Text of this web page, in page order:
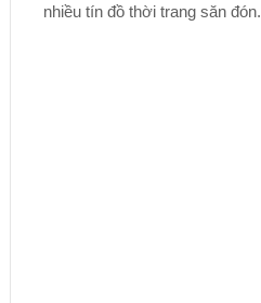
nhiều tín đồ thời trang săn đón.